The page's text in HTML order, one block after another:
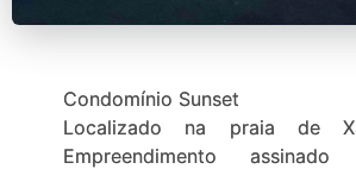
Condomínio Sunset
Localizado na praia de
Empreendimento